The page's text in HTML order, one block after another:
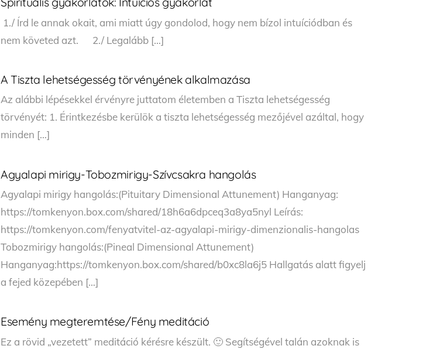
1./ Írd le annak okait, ami miatt úgy gondolod, hogy nem bízol intuíciódban és
nem követed azt. 2./ Legalább […]
A Tiszta lehetségesség törvényének alkalmazása
Az alábbi lépésekkel érvényre juttatom életemben a Tiszta lehetségesség
törvényét: 1. Érintkezésbe kerülök a tiszta lehetségesség mezőjével azáltal, hogy
minden […]
Agyalapi mirigy-Tobozmirigy-Szívcsakra hangolás
Agyalapi mirigy hangolás:(Pituitary Dimensional Attunement) Hanganyag:
https://tomkenyon.box.com/shared/18h6a6dpceq3a8ya5nyl Leírás:
https://tomkenyon.com/fenyatvitel-az-agyalapi-mirigy-dimenzionalis-hangolas
Tobozmirigy hangolás:(Pineal Dimensional Attunement)
Hanganyag:https://tomkenyon.box.com/shared/b0xc8la6j5 Hallgatás alatt figyelj
a fejed közepében […]
Esemény megteremtése/Fény meditáció
Ez a rövid „vezetett” meditáció kérésre készült. 🙂 Segítségével talán azoknak is